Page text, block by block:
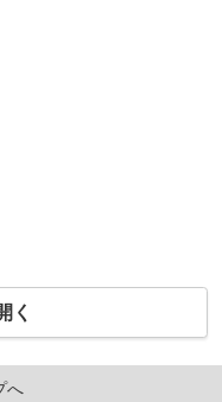
く
へ